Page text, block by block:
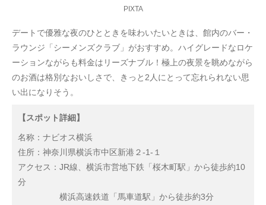
PIXTA
デートで優雅な夜のひとときを味わいたいときは、館内のバー・
ラウンジ「シーメンズクラブ」がおすすめ。ハイグレードなロケ
ーションながらも料金はリーズナブル！極上の夜景を眺めながら
のお酒は格別なおいしさで、きっと2人にとって忘れられない思
い出になりそう。
【スポット詳細】
名称：ナビオス横浜
住所：神奈川県横浜市中区新港２-1-１
アクセス：JR線、横浜市営地下鉄「桜木町駅」から徒歩約10
分
横浜高速鉄道「馬車道駅」から徒歩約3分